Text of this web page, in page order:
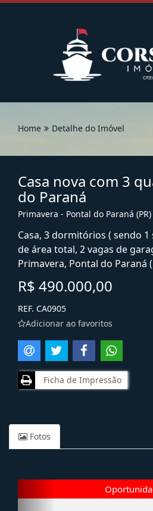
Home Detalhe do Imóvel
Casa nova com 3
do Paraná
Primavera - Pontal do Paraná (PR)
Casa, 3 dormitórios ( sendo 1
de área total, 2 vagas de
Primavera, Pontal do Paraná
R$ 490.000,00
REF. CA0905
Adicionar ao favoritos
Ficha de Impressão
Fotos